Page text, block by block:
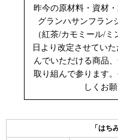
昨今の原材料・資材
グランハサンフラン
（紅茶/カモミール/ミ
日より改定させてい
んでいただける商品
取り組んで参ります
しくお
「はち